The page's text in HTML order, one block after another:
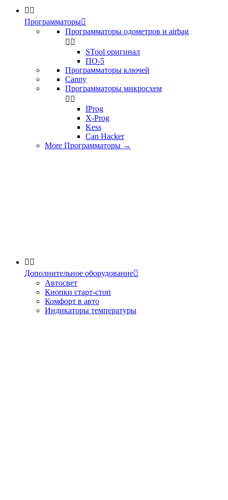
 
Программаторы
Программаторы одометров и airbag
 
STool оригинал
ПО-5
Программаторы ключей
Canny
Программаторы микросхем
 
IProg
X-Prog
Kess
Can Hacker
More Программаторы →
 
Дополнительное оборудование
Автосвет
Кнопки старт-стоп
Комфорт в авто
Индикаторы температуры